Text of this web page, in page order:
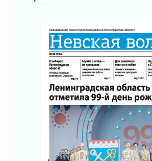
Итоги конкурса «Лучший
Кадрового центра – 2026»
04 августа 2026
Ставка на дисциплину на
04 августа 2026
В Ленобласти растет
мобильного трафика
04 августа 2026
Полумрак бьёт по карману
Вниманию автомобилистов!